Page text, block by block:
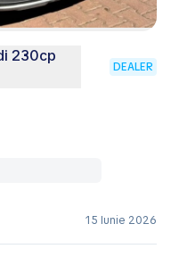
230cp
DEALER
15 Iunie 2026